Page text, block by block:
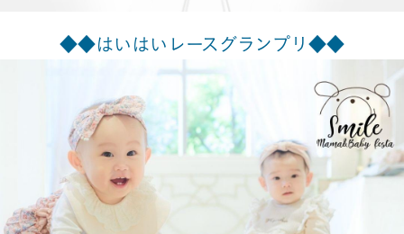
◆◆はいはいレースグランプリ◆◆